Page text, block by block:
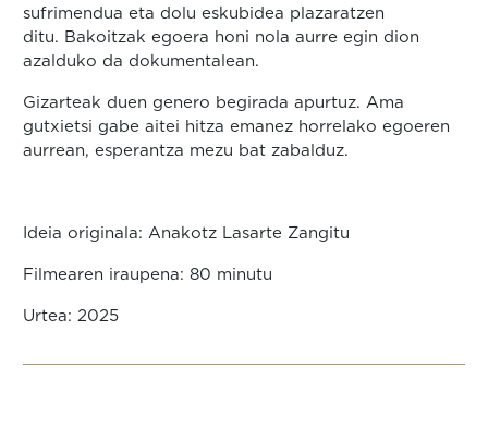
sufrimendua eta dolu eskubidea plazaratzen
ditu. Bakoitzak egoera honi nola aurre egin dion
azalduko da dokumentalean.
Gizarteak duen genero begirada apurtuz. Ama
gutxietsi gabe aitei hitza emanez horrelako egoeren
aurrean, esperantza mezu bat zabalduz.
Ideia originala: Anakotz Lasarte Zangitu
Filmearen iraupena: 80 minutu
Urtea: 2025